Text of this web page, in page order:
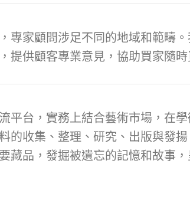
專家顧問涉足不同的地域和範疇
提供顧客專業意見，協助買家隨時
平台，實務上結合藝術市場，在
的收集、整理、研究、出版與發
藏品，發掘被遺忘的記憶和故事